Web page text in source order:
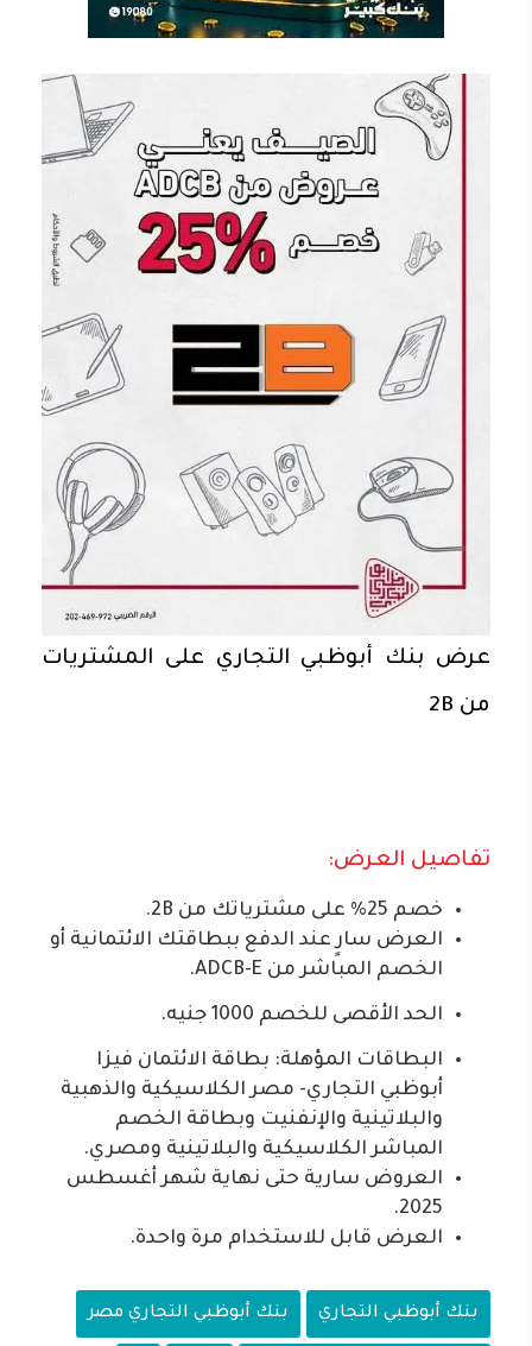
عرض بنك أبوظبي التجاري على المشتريات
من 2B
تفاصيل العرض:
خصم 25% على مشترياتك من 2B.
العرض سارٍ عند الدفع ببطاقتك الائتمانية أو
الخصم المباشر من ADCB-E.
الحد الأقصى للخصم 1000 جنيه.
البطاقات المؤهلة: بطاقة الائتمان فيزا
أبوظبي التجاري- مصر الكلاسيكية والذهبية
والبلاتينية والإنفنيت وبطاقة الخصم
المباشر الكلاسيكية والبلاتينية ومصري.
العروض سارية حتى نهاية شهر أغسطس
2025.
العرض قابل للاستخدام مرة واحدة.
بنك أبوظبي التجاري بنك أبوظبي التجاري مصر